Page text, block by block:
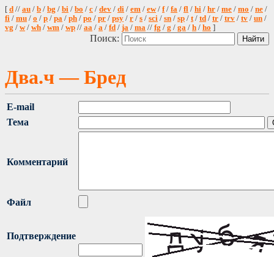
[ d // au / b / bg / bi / bo / c / dev / di / em / ew/ f/ fa / fl / hi / hr / me / mo / ne /
fi / mu / o / p / pa / ph / po / pr / psy / r / s / sci / sn / sp / t/ td / tr / trv / tv / un /
vg / w/ wh / wm / wp // aa / a / fd / ja / ma // fg / g / ga / h / ho ]
Поиск:
Два.ч — Бред
E-mail
Тема
Комментарий
Файл
Подтверждение